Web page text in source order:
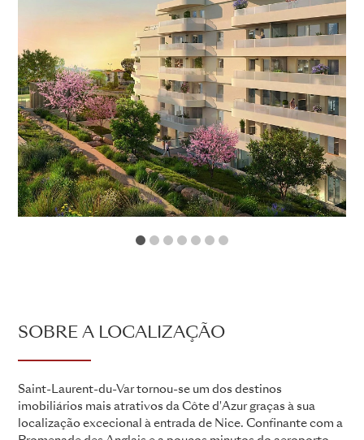
1 2 3 4
SOBRE A LOCALIZAÇÃO
Saint-Laurent-du-Var tornou-se um dos destinos
imobiliários mais atrativos da Côte d'Azur graças à sua
localização excecional à entrada de Nice. Confinante com a